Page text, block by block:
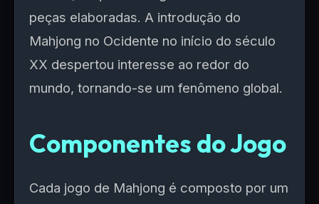
peças elaboradas. A introdução do
Mahjong no Ocidente no início do século
XX despertou interesse ao redor do
mundo, tornando-se um fenômeno global.
Componentes do Jogo
Cada jogo de Mahjong é composto por um